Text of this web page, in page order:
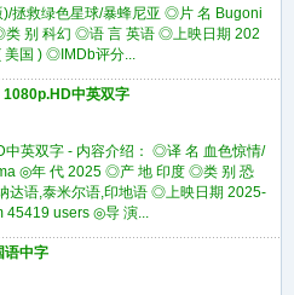
拯救绿色星球/暴蜂尼亚 ◎片 名 Bugoni
别 科幻 ◎语 言 英语 ◎上映日期 202
美国 ) ◎IMDb评分...
中英双字
英双字 - 内容介绍： ◎译 名 血色惊情/
◎年 代 2025 ◎产 地 印度 ◎类 别 恐
达语,泰米尔语,印地语 ◎上映日期 2025-
45419 users ◎导 演...
语中字